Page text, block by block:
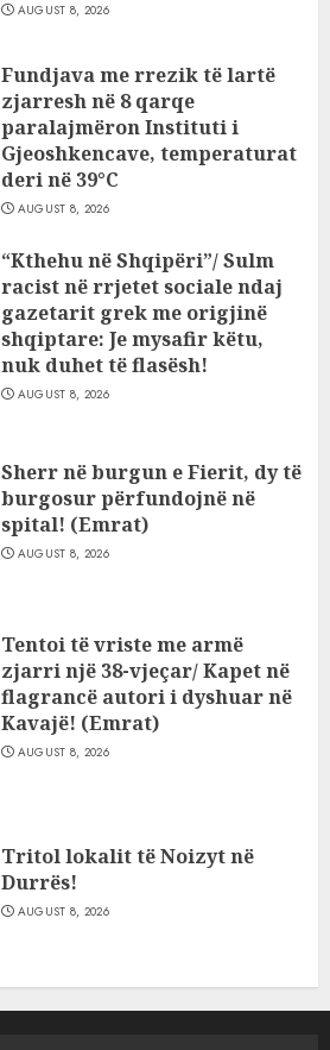
AUGUST 8, 2026
Fundjava me rrezik të lartë
zjarresh në 8 qarqe
paralajmëron Instituti i
Gjeoshkencave, temperaturat
deri në 39°C
AUGUST 8, 2026
“Kthehu në Shqipëri”/ Sulm
racist në rrjetet sociale ndaj
gazetarit grek me origjinë
shqiptare: Je mysafir këtu,
nuk duhet të flasësh!
AUGUST 8, 2026
Sherr në burgun e Fierit, dy të
burgosur përfundojnë në
spital! (Emrat)
AUGUST 8, 2026
Tentoi të vriste me armë
zjarri një 38-vjeçar/ Kapet në
flagrancë autori i dyshuar në
Kavajë! (Emrat)
AUGUST 8, 2026
Tritol lokalit të Noizyt në
Durrës!
AUGUST 8, 2026